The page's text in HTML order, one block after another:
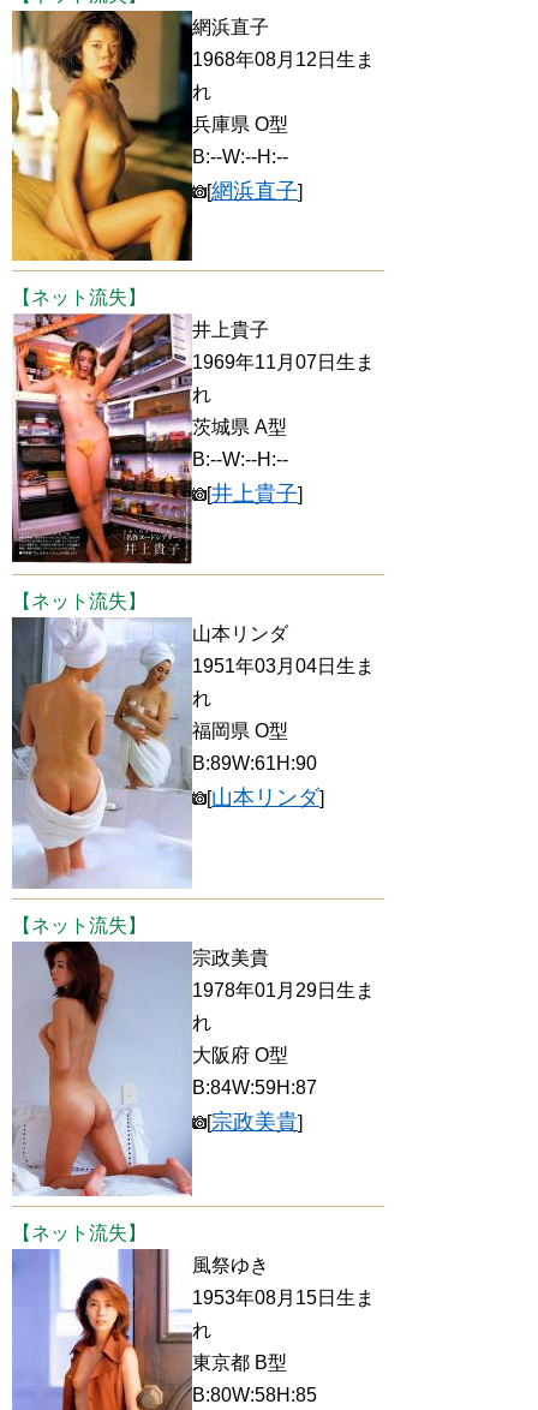
網浜直子
1968年08月12日生ま
れ
兵庫県 O型
B:--W:--H:--
[網浜直子]
【ネット流失】
井上貴子
1969年11月07日生ま
れ
茨城県 A型
B:--W:--H:--
[井上貴子]
【ネット流失】
山本リンダ
1951年03月04日生ま
れ
福岡県 O型
B:89W:61H:90
[山本リンダ]
【ネット流失】
宗政美貴
1978年01月29日生ま
れ
大阪府 O型
B:84W:59H:87
[宗政美貴]
【ネット流失】
風祭ゆき
1953年08月15日生ま
れ
東京都 B型
B:80W:58H:85